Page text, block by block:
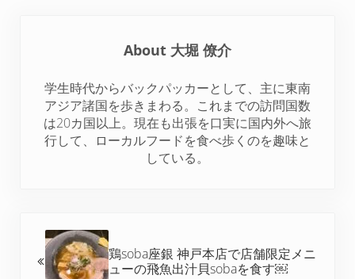
r
o
o
k
e
r
e
s
t
e
d
n
About 大堀 僚介
学生時代からバックパッカーとして、主に東南
アジア諸国を歩きまわる。これまでの訪問国数
は20カ国以上。現在も出張を口実に国内外へ旅
行して、ローカルフードを食べ歩くのを趣味と
している。
鶏soba座銀 神戸本店で店舗限定メニ
ューの飛魚出汁貝sobaを食す￼